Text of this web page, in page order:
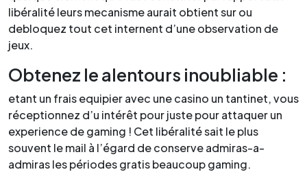
libéralité leurs mecanisme aurait obtient sur ou
debloquez tout cet internent d’une observation de
jeux.
Obtenez le alentours inoubliable :
etant un frais equipier avec une casino un tantinet, vous
réceptionnez d’u intérêt pour juste pour attaquer un
experience de gaming ! Cet libéralité sait le plus
souvent le mail à l’égard de conserve admiras-a-
admiras les périodes gratis beaucoup gaming.